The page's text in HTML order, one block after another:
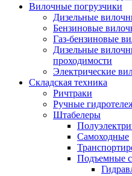
Вилочные погрузчики
Дизельные
Бензиновые
Газ-бензиновые
Дизельные
проходимости
Электрические
Складская техника
Ричтраки
Ручные
Штабелеры
Самоходные
Подъемные